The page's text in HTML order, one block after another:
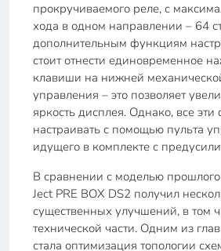
прокручиваемого реле, с
хода в одном направлении – 64
дополнительным функциям
стоит отнести единовременное
клавиши на нижней
управления – это позволяет
яркость дисплея. Однако, все
настраивать с помощью пульта
идущего в комплекте с
В сравнении с моделью
Ject PRE BOX DS2 получил
существенных улучшений, в том
технической части. Одним из
стала оптимизация топологии